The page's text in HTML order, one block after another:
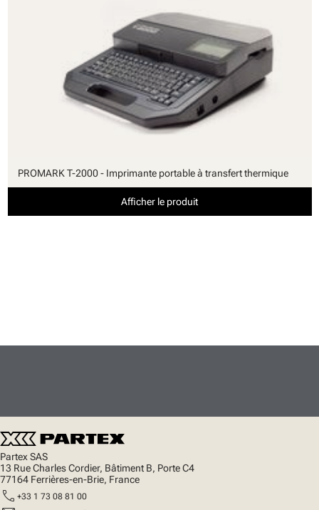
PROMARK T-2000 - Imprimante portable à transfert thermique
Afficher le produit
Partex SAS
13 Rue Charles Cordier, Bâtiment B, Porte C4
77164 Ferrières-en-Brie, France
call +33 1 73 08 81 00